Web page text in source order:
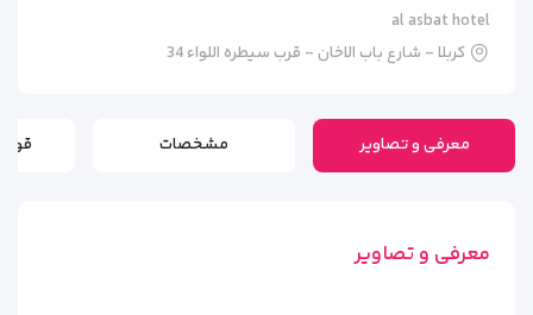
al asbat hotel
کربلا - شارع باب الاخان - قرب سیطره اللواء 34
معرفی و تصاویر مشخصات
معرفی و تصاویر